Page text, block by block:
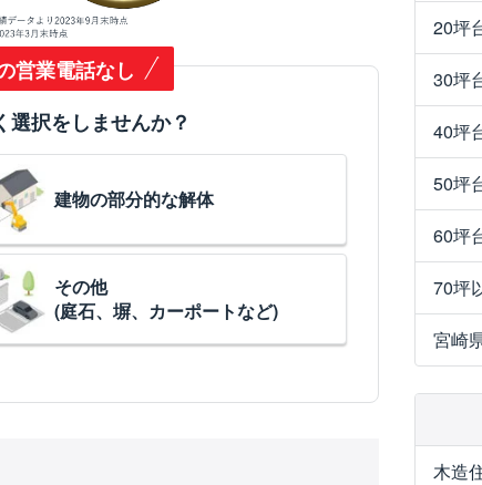
営業電話なし
択をしませんか？
建物の部分的な解体
その他
(庭石、塀、カーポートなど)
20坪
30坪
40坪
50坪
60坪
70坪
宮崎
木造